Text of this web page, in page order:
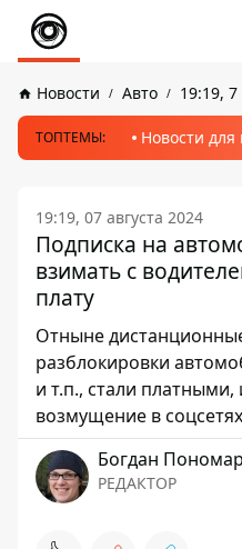
Новости Авто 19:19, 7
ТОПТЕМЫ: Новости для
19:19, 07 августа 2024
Подписка на
взимать с
плату
Отныне
разблокировки
и т.п., стали
возмущение в соцсетях
Богдан
РЕДАКТОР